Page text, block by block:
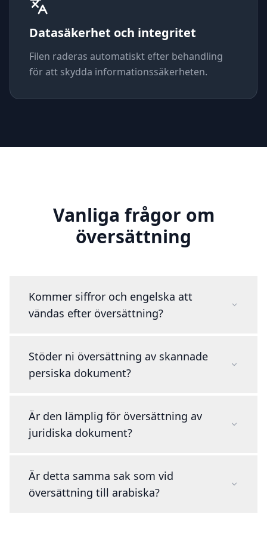
Datasäkerhet och integritet
Filen raderas automatiskt efter behandling
för att skydda informationssäkerheten.
Vanliga frågor om
översättning
Kommer siffror och engelska att
vändas efter översättning?
Stöder ni översättning av skannade
persiska dokument?
Är den lämplig för översättning av
juridiska dokument?
Är detta samma sak som vid
översättning till arabiska?